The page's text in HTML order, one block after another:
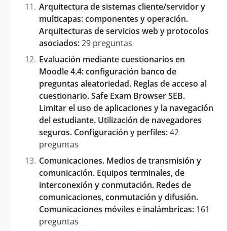
Arquitectura de sistemas cliente/servidor y
multicapas: componentes y operación.
Arquitecturas de servicios web y protocolos
asociados:29 preguntas
Evaluación mediante cuestionarios en
Moodle 4.4: configuración banco de
preguntas aleatoriedad. Reglas de acceso al
cuestionario. Safe Exam Browser SEB.
Limitar el uso de aplicaciones y la navegación
del estudiante. Utilización de navegadores
seguros. Configuración y perfiles:42
preguntas
Comunicaciones. Medios de transmisión y
comunicación. Equipos terminales, de
interconexión y conmutación. Redes de
comunicaciones, conmutación y difusión.
Comunicaciones móviles e inalámbricas: 161
preguntas